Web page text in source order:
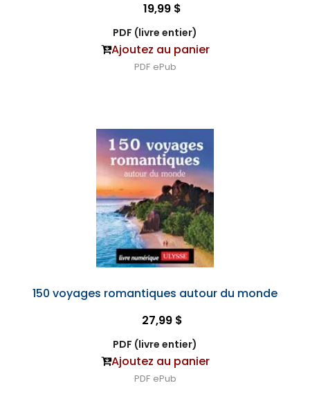
19,99 $
PDF (livre entier)
Ajoutez au panier
PDF ePub
150 voyages romantiques autour du monde
27,99 $
PDF (livre entier)
Ajoutez au panier
PDF ePub